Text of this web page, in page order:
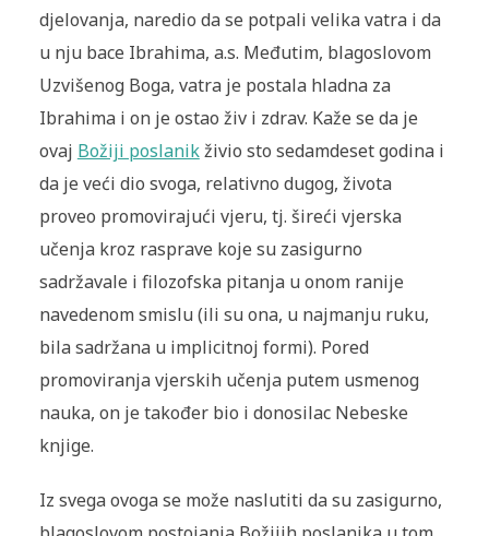
djelovanja, naredio da se potpali velika vatra i da
u nju bace Ibrahima, a.s. Međutim, blagoslovom
Uzvišenog Boga, vatra je postala hladna za
Ibrahima i on je ostao živ i zdrav. Kaže se da je
ovaj Božiji poslanikživio sto sedamdeset godina i
da je veći dio svoga, relativno dugog, života
proveo promovirajući vjeru, tj. šireći vjerska
učenja kroz rasprave koje su zasigurno
sadržavale i filozofska pitanja u onom ranije
navedenom smislu (ili su ona, u najmanju ruku,
bila sadržana u implicitnoj formi). Pored
promoviranja vjerskih učenja putem usmenog
nauka, on je također bio i donosilac Nebeske
knjige.
Iz svega ovoga se može naslutiti da su zasigurno,